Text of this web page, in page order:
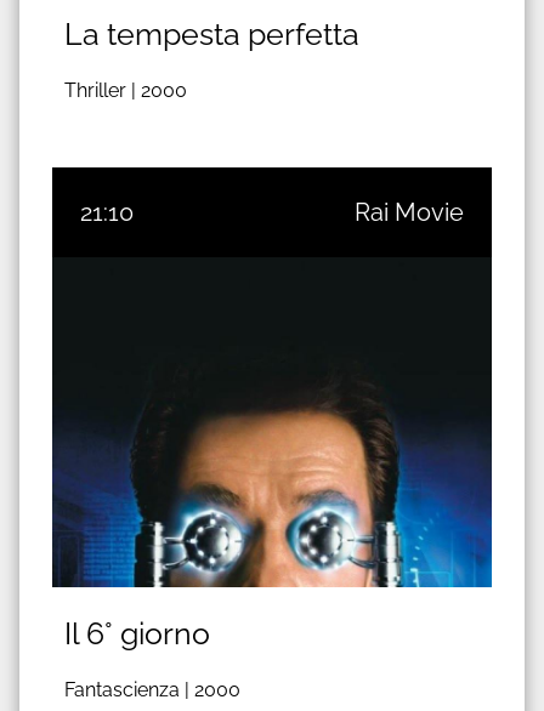
La tempesta perfetta
Thriller | 2000
21:10 Rai Movie
Il 6° giorno
Fantascienza | 2000